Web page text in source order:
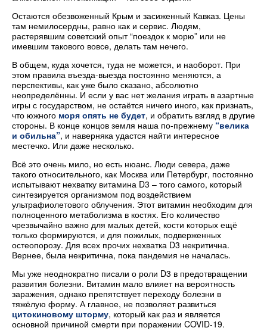
Остаются обезвоженный Крым и засиженный Кавказ. Цены
там немилосердны, равно как и сервис. Людям,
растерявшим советский опыт “поездок к морю” или не
имевшим такового вовсе, делать там нечего.
В общем, куда хочется, туда не можется, и наоборот. При
этом правила въезда-выезда постоянно меняются, а
перспективы, как уже было сказано, абсолютно
неопределённы. И если у вас нет желания играть в азартные
игры с государством, не остаётся ничего иного, как признать,
что южного моря опять не будет, и обратить взгляд в другие
стороны. В конце концов земля наша по-прежнему “велика
и обильна”, и наверняка удастся найти интересное
местечко. Или даже несколько.
Всё это очень мило, но есть нюанс. Люди севера, даже
такого относительного, как Москва или Петербург, постоянно
испытывают нехватку витамина D3 – того самого, который
синтезируется организмом под воздействием
ультрафиолетового облучения. Этот витамин необходим для
полноценного метаболизма в костях. Его количество
чрезвычайно важно для малых детей, кости которых ещё
только формируются, и для пожилых, подверженных
остеопорозу. Для всех прочих нехватка D3 некритична.
Вернее, была некритична, пока пандемия не началась.
Мы уже неоднократно писали о роли D3 в предотвращении
развития болезни. Витамин мало влияет на вероятность
заражения, однако препятствует переходу болезни в
тяжёлую форму. А главное, не позволяет развиться
цитокиновому шторму, который как раз и является
основной причиной смерти при поражении COVID-19.